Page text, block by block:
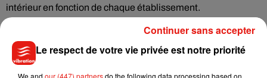
intérieur en fonction de chaque établissement.
Musique
Le respect de votre vie privée est notre priorité
We and our (447) partnersdo the following data processing based on
Continuer sans accepter